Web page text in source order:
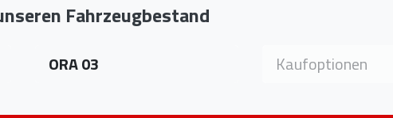
Fahrzeugbestand
ORA 03 Kaufoption wählen
Kaufoptionen